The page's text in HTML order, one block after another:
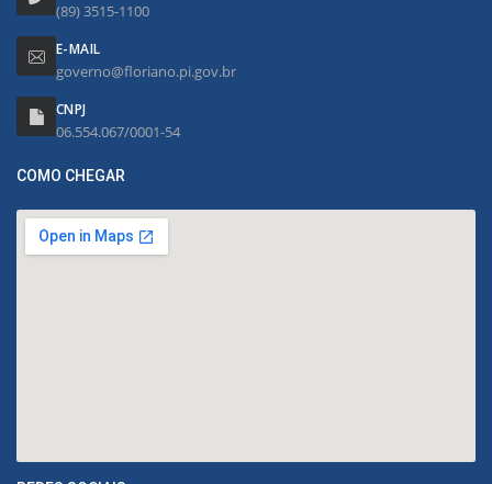
(89) 3515-1100
E-MAIL
governo@floriano.pi.gov.br
CNPJ
06.554.067/0001-54
COMO CHEGAR